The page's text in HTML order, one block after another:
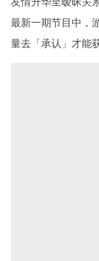
最新一期节目中，
量去「承认」才能